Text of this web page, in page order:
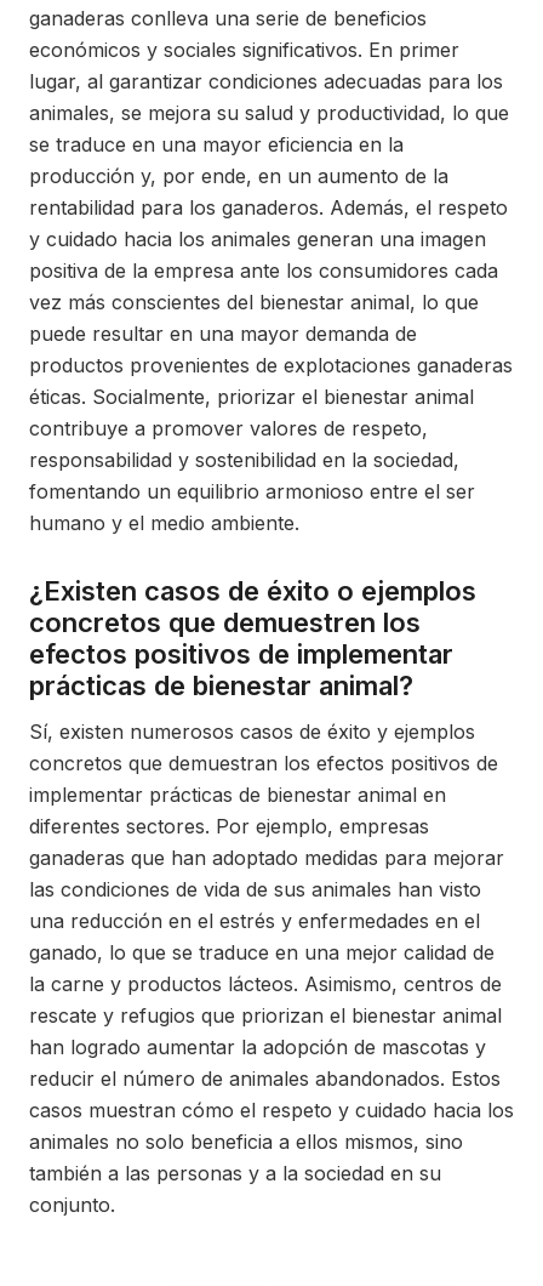
ganaderas conlleva una serie de beneficios
económicos y sociales significativos. En primer
lugar, al garantizar condiciones adecuadas para los
animales, se mejora su salud y productividad, lo que
se traduce en una mayor eficiencia en la
producción y, por ende, en un aumento de la
rentabilidad para los ganaderos. Además, el respeto
y cuidado hacia los animales generan una imagen
positiva de la empresa ante los consumidores cada
vez más conscientes del bienestar animal, lo que
puede resultar en una mayor demanda de
productos provenientes de explotaciones ganaderas
éticas. Socialmente, priorizar el bienestar animal
contribuye a promover valores de respeto,
responsabilidad y sostenibilidad en la sociedad,
fomentando un equilibrio armonioso entre el ser
humano y el medio ambiente.
¿Existen casos de éxito o ejemplos
concretos que demuestren los
efectos positivos de implementar
prácticas de bienestar animal?
Sí, existen numerosos casos de éxito y ejemplos
concretos que demuestran los efectos positivos de
implementar prácticas de bienestar animal en
diferentes sectores. Por ejemplo, empresas
ganaderas que han adoptado medidas para mejorar
las condiciones de vida de sus animales han visto
una reducción en el estrés y enfermedades en el
ganado, lo que se traduce en una mejor calidad de
la carne y productos lácteos. Asimismo, centros de
rescate y refugios que priorizan el bienestar animal
han logrado aumentar la adopción de mascotas y
reducir el número de animales abandonados. Estos
casos muestran cómo el respeto y cuidado hacia los
animales no solo beneficia a ellos mismos, sino
también a las personas y a la sociedad en su
conjunto.